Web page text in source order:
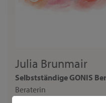
Julia Brunmair
Selbstständige GONIS
Beraterin